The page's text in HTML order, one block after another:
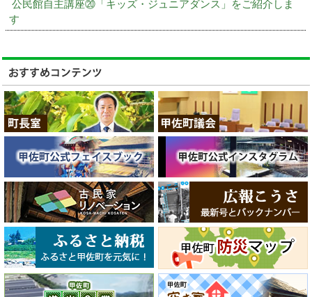
公民館自主講座⑳「キッズ・ジュニアダンス」をご紹介しま
す